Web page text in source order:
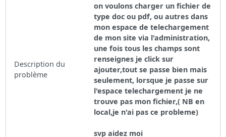
Description du
problème
on voulons charger un fichier de
type doc ou pdf, ou autres dans
mon espace de telechargement
de mon site via l'administration,
une fois tous les champs sont
renseignes je click sur
ajouter,tout se passe bien mais
seulement, lorsque je passe sur
l'espace telechargement je ne
trouve pas mon fichier,( NB en
local,je n'ai pas ce probleme)
svp aidez moi